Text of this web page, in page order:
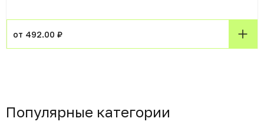
от 492.00 ₽
Популярные категории